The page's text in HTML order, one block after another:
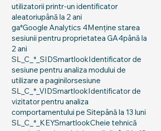
utilizatorii printr-un identificator
aleatoriupână la 2 ani
ga*Google Analytics 4Menține starea
sesiunii pentru proprietatea GA4până la
2 ani
SL_C_*_SIDSmartlookIdentificator de
sesiune pentru analiza modului de
utilizare a paginilorsesiune
SL_C_*_VIDSmartlookIdentificator de
vizitator pentru analiza
comportamentului pe Sitepână la 13 luni
SL_C_*_KEYSmartlookCheie tehnică